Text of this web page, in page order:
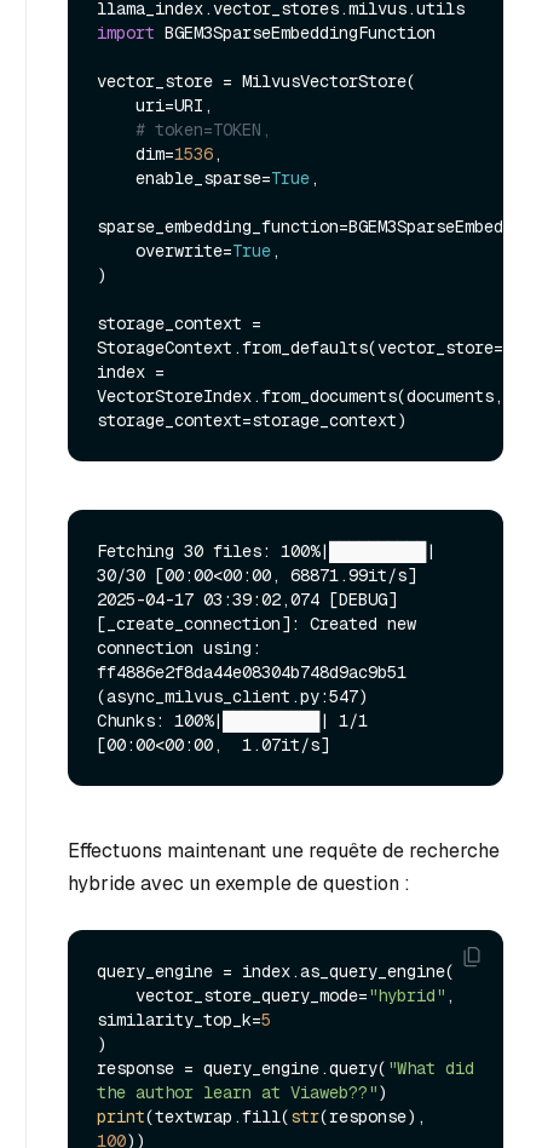
import BGEM3SparseEmbeddingFunction
vector_store = MilvusVectorStore(
# token=TOKEN,
    dim=
1536,
    enable_sparse=
True,
    overwrite=
True,
)
storage_context =
index =
VectorStoreIndex.from_documents(documents,
Fetching 30 files: 100%|██████████|
30/30 [00:00<00:00, 68871.99it/s]
2025-04-17 03:39:02,074 [DEBUG]
[_create_connection]: Created new
connection using:
ff4886e2f8da44e08304b748d9ac9b51
(async_milvus_client.py:547)
Chunks: 100%|██████████| 1/1
Effectuons maintenant une requête de recherche
hybride avec un exemple de question :
query_engine = index.as_query_engine(
    vector_store_query_mode=
"hybrid" ,
similarity_top_k=5
)
response = query_engine.query( "What did
the author learn at Viaweb??"
print(textwrap.fill(str
100